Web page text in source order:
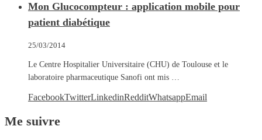
Mon Glucocompteur : application mobile pour
patient diabétique
25/03/2014
Le Centre Hospitalier Universitaire (CHU) de Toulouse et le
laboratoire pharmaceutique Sanofi ont mis …
FacebookTwitterLinkedinRedditWhatsappEmail
Me suivre